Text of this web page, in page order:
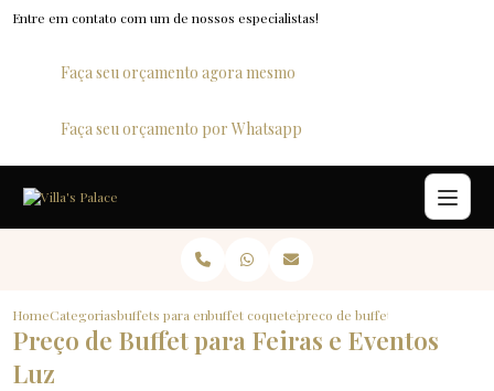
Entre em contato com um de nossos especialistas!
Faça seu orçamento agora mesmo
Faça seu orçamento por Whatsapp
HomeCategoriasbuffets para empresasbuffet coquetel para empresas
preco de buffet para feiras e
Preço de Buffet para Feiras e Eventos
Luz